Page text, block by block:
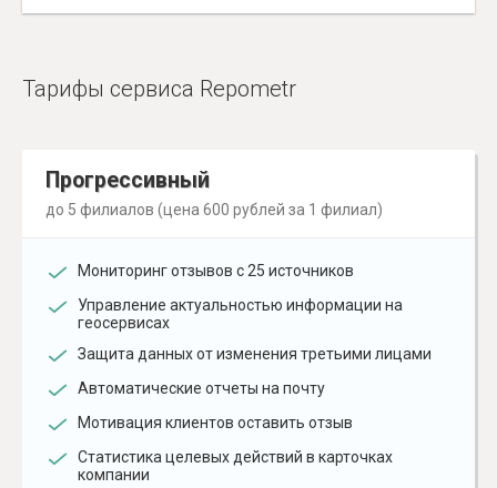
Тарифы сервиса Repometr
Прогрессивный
до 5 филиалов (цена 600 рублей за 1 филиал)
Мониторинг отзывов с 25 источников
Управление актуальностью информации на
геосервисах
Защита данных от изменения третьими лицами
Автоматические отчеты на почту
Мотивация клиентов оставить отзыв
Статистика целевых действий в карточках
компании